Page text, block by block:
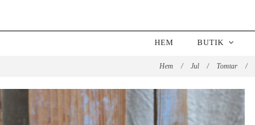
HEM BUTIK
Hem / Jul / Tomtar /